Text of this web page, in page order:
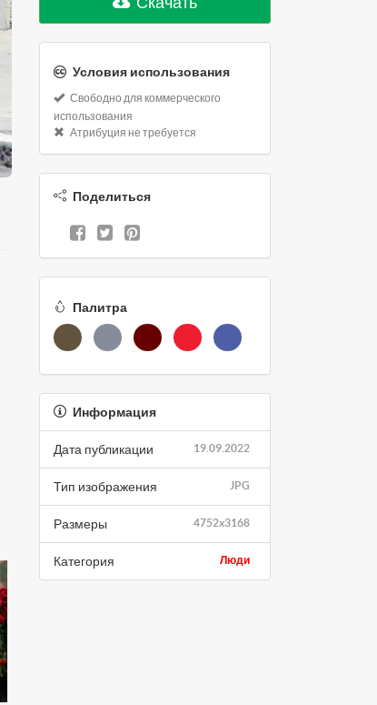
Условия использования
Свободно для коммерческого
использования
Атрибуция не требуется
Поделиться
Палитра
Информация
19.09.2022
Дата публикации
JPG
Тип изображения
4752x3168
Размеры
Люди
Категория